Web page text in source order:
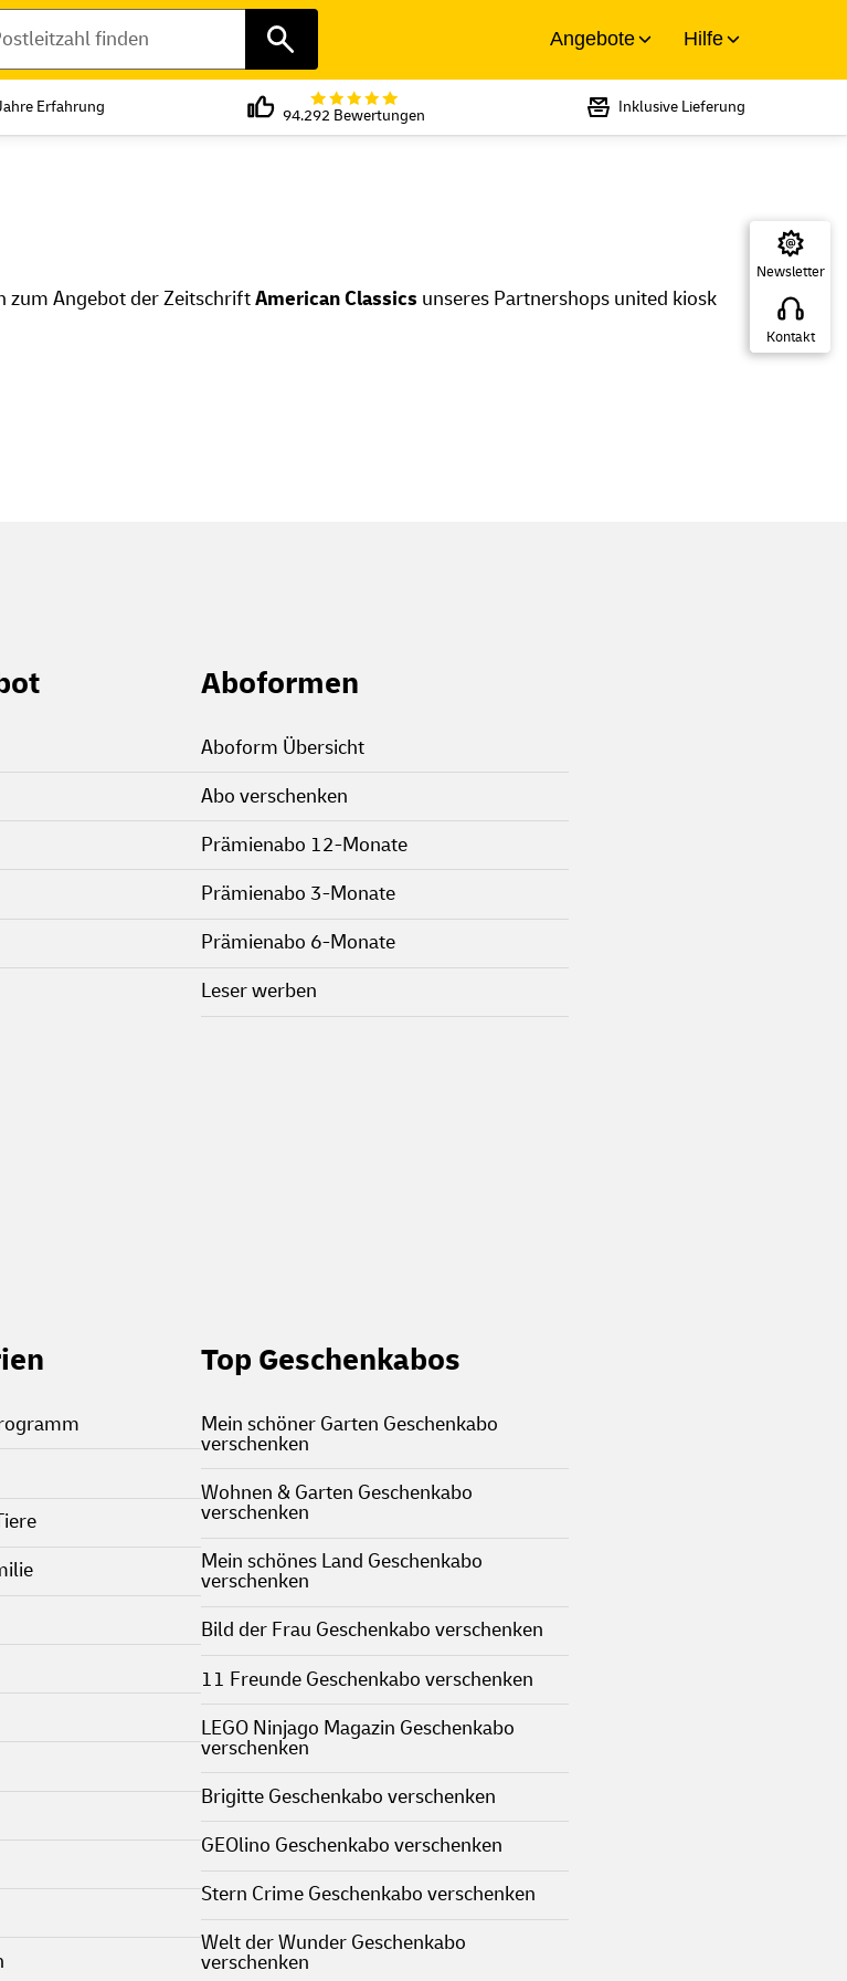
Suchen
Angebote Hilfe
Erfahrung
Bewertet mit 5 von 5 Sternen bei
94.292 Bewertungen
Inklusive Lieferung
Newsletter
Kontakt
zum Angebot der ZeitschriftAmerican Classics unseres Partnershops united kiosk
Aboformen
Aboform Übersicht
Abo verschenken
Prämienabo 12-Monate
Prämienabo 3-Monate
Prämienabo 6-Monate
Leser werben
Top Geschenkabos
Mein schöner Garten Geschenkabo
verschenken
Wohnen & Garten Geschenkabo
verschenken
Mein schönes Land Geschenkabo
verschenken
Bild der Frau Geschenkabo verschenken
11 Freunde Geschenkabo verschenken
LEGO Ninjago Magazin Geschenkabo
verschenken
Brigitte Geschenkabo verschenken
GEOlino Geschenkabo verschenken
Stern Crime Geschenkabo verschenken
Welt der Wunder Geschenkabo
verschenken